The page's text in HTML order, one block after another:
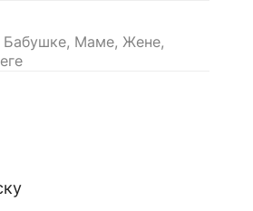
Бабушке, Маме, Жене,